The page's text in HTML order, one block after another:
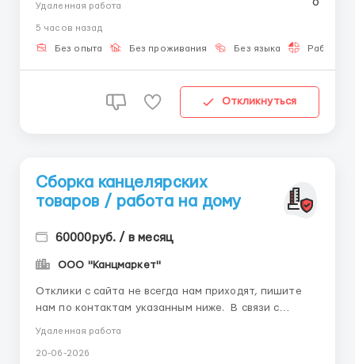
легальные инвестиционные продукты на стыке AI &
Crypto. Опыт работы? Не нужен. Мы даем тебе
Удаленная работа
5 часов назад
Без опыта Без проживания Без языка Работа
Откликнуться
Сборка канцелярских
товаров / работа на дому
60000руб. / в месяц
ООО "Канцмаркет"
Отклики с сайта не всегда нам приходят, пишите
нам по контактам указанным ниже. В связи с
декрете, домохозяек, студентов и всех активных,
Удаленная работа
20-06-2026